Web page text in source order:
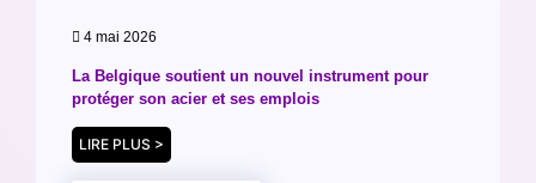
4 mai 2026
La Belgique soutient un nouvel instrument pour
protéger son acier et ses emplois
LIRE PLUS >